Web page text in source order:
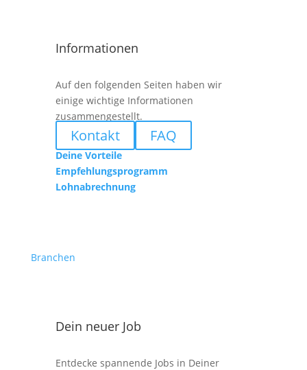
Informationen
Auf den folgenden Seiten haben wir
einige wichtige Informationen
zusammengestellt.
Kontakt FAQ
Deine Vorteile
Empfehlungsprogramm
Lohnabrechnung
Branchen
Dein neuer Job
Entdecke spannende Jobs in Deiner